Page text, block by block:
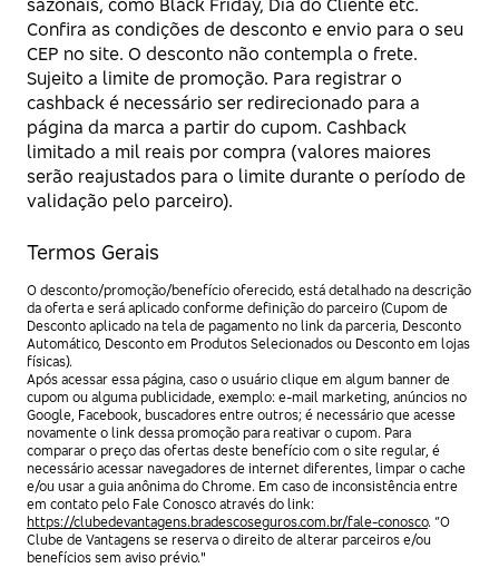
sazonais, como Black Friday, Dia do Cliente etc.
Confira as condições de desconto e envio para o seu
CEP no site. O desconto não contempla o frete.
Sujeito a limite de promoção. Para registrar o
cashback é necessário ser redirecionado para a
página da marca a partir do cupom. Cashback
limitado a mil reais por compra (valores maiores
serão reajustados para o limite durante o período de
validação pelo parceiro).
Termos Gerais
O desconto/promoção/benefício oferecido, está detalhado na descrição
da oferta e será aplicado conforme definição do parceiro (Cupom de
Desconto aplicado na tela de pagamento no link da parceria, Desconto
Automático, Desconto em Produtos Selecionados ou Desconto em lojas
físicas).
Após acessar essa página, caso o usuário clique em algum banner de
cupom ou alguma publicidade, exemplo: e-mail marketing, anúncios no
Google, Facebook, buscadores entre outros; é necessário que acesse
novamente o link dessa promoção para reativar o cupom. Para
comparar o preço das ofertas deste benefício com o site regular, é
necessário acessar navegadores de internet diferentes, limpar o cache
e/ou usar a guia anônima do Chrome. Em caso de inconsistência entre
em contato pelo Fale Conosco através do link:
https://clubedevantagens.bradescoseguros.com.br/fale-conosco. “O
Clube de Vantagens se reserva o direito de alterar parceiros e/ou
benefícios sem aviso prévio."